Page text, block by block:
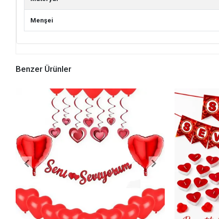
Menşei
Benzer Ürünler